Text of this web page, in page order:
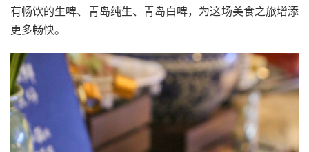
有畅饮的生啤、青岛纯生、青岛白啤，为这场美食之旅增添
更多畅快。